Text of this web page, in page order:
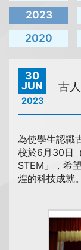
2023
2020
30
JUN
2023
古
為使學生認識
校於6月30日
STEM」，希
煌的科技成就。